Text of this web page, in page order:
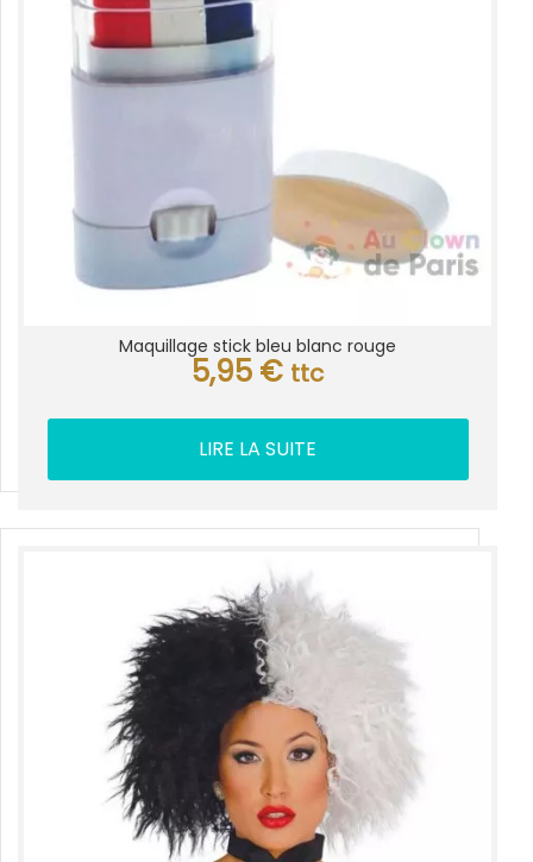
Maquillage stick bleu blanc rouge
5,95 € ttc
LIRE LA SUITE